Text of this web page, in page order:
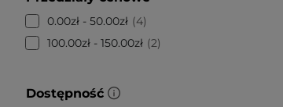
0.00zł - 50.00zł
4
100.00zł - 150.00zł 2
Dostępność